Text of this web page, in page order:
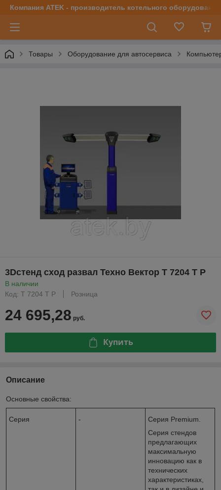
Компания ATEK - производитель котельного оборудования
Товары Оборудование для автосервиса
3Dстенд сход развал Техно Вектор T 7204 T P
В наличии
Код: T 7204 T P
Розница
24 695,28 руб.
Купить
Описание
Основные свойства:
Серия -
Серия Premium.
Серия стендов
предлагающих
максимальную
инновацию как в
технических
характеристиках,